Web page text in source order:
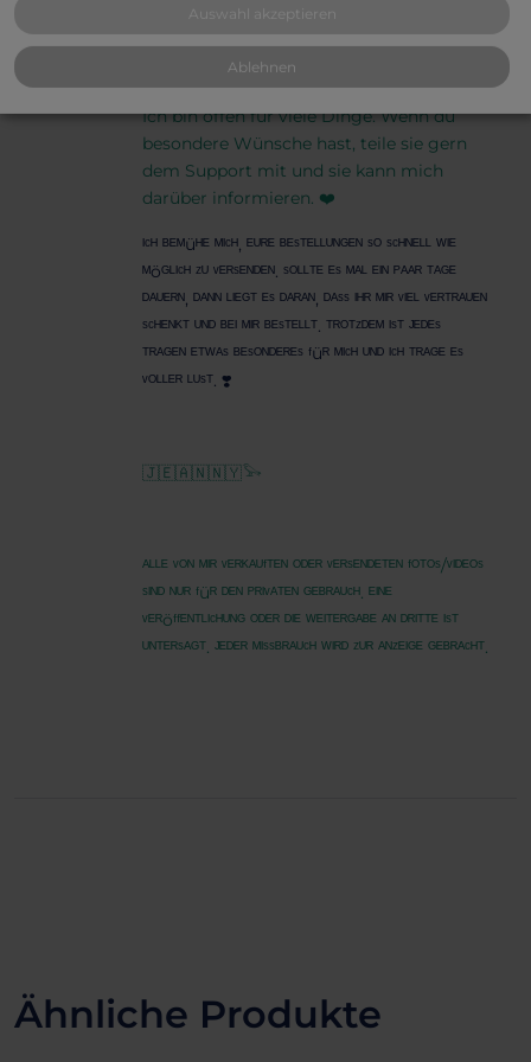
Ich bin mit Lust und Leidenschaft dabei.
Ich stecke gerne meine Zeit und Energie
in meinen Wäscheverkauf🥰.
Ich bin offen für viele Dinge. Wenn du
besondere Wünsche hast, teile sie gern
dem Support mit und sie kann mich
darüber informieren. ❤️
ᴵᶜᴴ ᴮᴱᴹüᴴᴱ ᴹᴵᶜᴴ, ᴱᵁᴿᴱ ᴮᴱˢᵀᴱᴸᴸᵁᴺᴳᴱᴺ ˢᴼ ˢᶜᴴᴺᴱᴸᴸ ᵂᴵᴱ
ᴹöᴳᴸᴵᶜᴴ ᶻᵁ ᵛᴱᴿˢᴱᴺᴰᴱᴺ. ˢᴼᴸᴸᵀᴱ ᴱˢ ᴹᴬᴸ ᴱᴵᴺ ᴾᴬᴬᴿ ᵀᴬᴳᴱ
ᴰᴬᵁᴱᴿᴺ, ᴰᴬᴺᴺ ᴸᴵᴱᴳᵀ ᴱˢ ᴰᴬᴿᴬᴺ, ᴰᴬˢˢ ᴵᴴᴿ ᴹᴵᴿ ᵛᴵᴱᴸ ᵛᴱᴿᵀᴿᴬᵁᴱᴺ
ˢᶜᴴᴱᴺᴷᵀ ᵁᴺᴰ ᴮᴱᴵ ᴹᴵᴿ ᴮᴱˢᵀᴱᴸᴸᵀ. ᵀᴿᴼᵀᶻᴰᴱᴹ ᴵˢᵀ ᴶᴱᴰᴱˢ
ᵀᴿᴬᴳᴱᴺ ᴱᵀᵂᴬˢ ᴮᴱˢᴼᴺᴰᴱᴿᴱˢ ᶠüᴿ ᴹᴵᶜᴴ ᵁᴺᴰ ᴵᶜᴴ ᵀᴿᴬᴳᴱ ᴱˢ
ᵛᴼᴸᴸᴱᴿ ᴸᵁˢᵀ. ❣️
🇯​🇪​🇦​🇳​🇳​🇾​𓅨
ᴬᴸᴸᴱ ᵛᴼᴺ ᴹᴵᴿ ᵛᴱᴿᴷᴬᵁᶠᵀᴱᴺ ᴼᴰᴱᴿ ᵛᴱᴿˢᴱᴺᴰᴱᵀᴱᴺ ᶠᴼᵀᴼˢ/ᵛᴵᴰᴱᴼˢ
ˢᴵᴺᴰ ᴺᵁᴿ ᶠüᴿ ᴰᴱᴺ ᴾᴿᴵᵛᴬᵀᴱᴺ ᴳᴱᴮᴿᴬᵁᶜᴴ. ᴱᴵᴺᴱ
ᵛᴱᴿöᶠᶠᴱᴺᵀᴸᴵᶜᴴᵁᴺᴳ ᴼᴰᴱᴿ ᴰᴵᴱ ᵂᴱᴵᵀᴱᴿᴳᴬᴮᴱ ᴬᴺ ᴰᴿᴵᵀᵀᴱ ᴵˢᵀ
ᵁᴺᵀᴱᴿˢᴬᴳᵀ. ᴶᴱᴰᴱᴿ ᴹᴵˢˢᴮᴿᴬᵁᶜᴴ ᵂᴵᴿᴰ ᶻᵁᴿ ᴬᴺᶻᴱᴵᴳᴱ ᴳᴱᴮᴿᴬᶜᴴᵀ.
Ähnliche Produkte
Ablehnen
Auswahl akzeptieren